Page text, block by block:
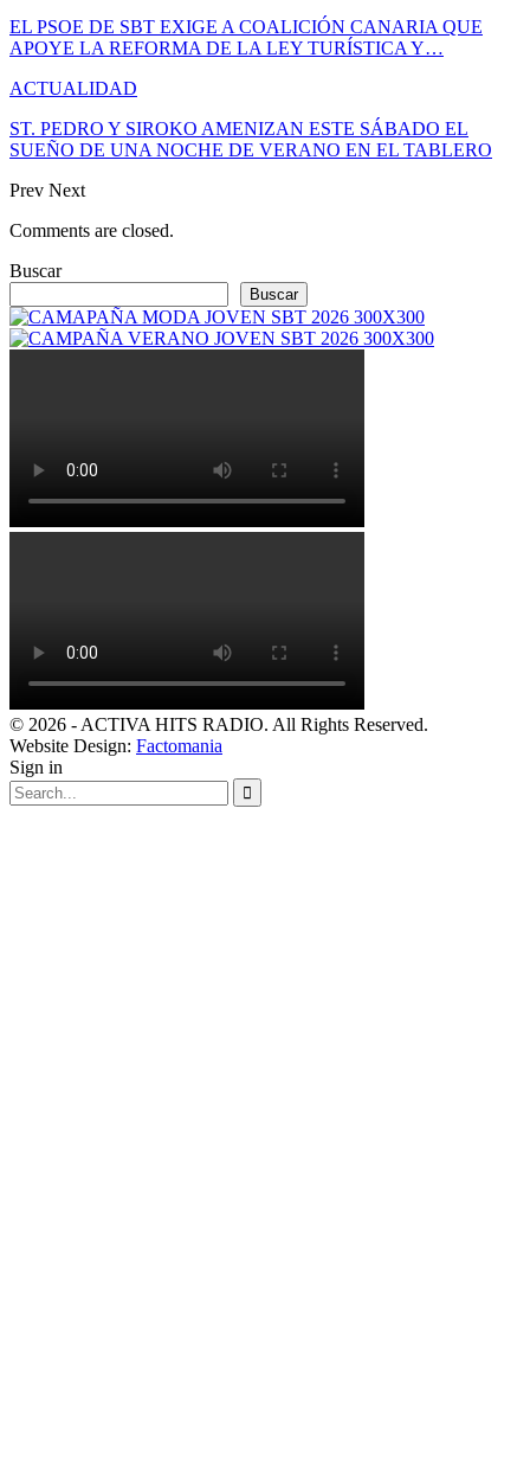
EL PSOE DE SBT EXIGE A COALICIÓN CANARIA QUE
APOYE LA REFORMA DE LA LEY TURÍSTICA Y…
ACTUALIDAD
ST. PEDRO Y SIROKO AMENIZAN ESTE SÁBADO EL
SUEÑO DE UNA NOCHE DE VERANO EN EL TABLERO
Prev Next
Comments are closed.
Buscar
Buscar
© 2026 - ACTIVA HITS RADIO. All Rights Reserved.
Website Design: Factomania
Sign in